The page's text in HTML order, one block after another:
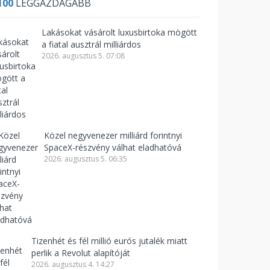
LEGGAZDAGABB
Lakásokat vásárolt luxusbirtoka mögött
a fiatal ausztrál milliárdos
2026. augusztus 5. 07:08
Közel negyvenezer milliárd forintnyi
SpaceX-részvény válhat eladhatóvá
2026. augusztus 5. 06:35
Tizenhét és fél millió eurós jutalék miatt
perlik a Revolut alapítóját
2026. augusztus 4. 14:27